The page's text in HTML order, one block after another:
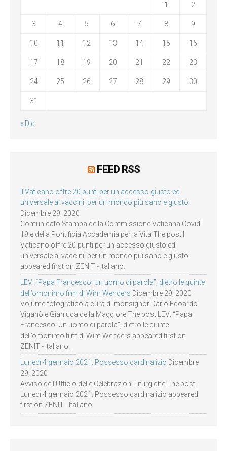
1 2
3 4 5 6 7 8 9
10 11 12 13 14 15 16
17 18 19 20 21 22 23
24 25 26 27 28 29 30
31
« Dic
FEED RSS
Il Vaticano offre 20 punti per un accesso giusto ed
universale ai vaccini, per un mondo più sano e giusto
Dicembre 29, 2020
Comunicato Stampa della Commissione Vaticana Covid-
19 e della Pontificia Accademia per la Vita The post Il
Vaticano offre 20 punti per un accesso giusto ed
universale ai vaccini, per un mondo più sano e giusto
appeared first on ZENIT - Italiano.
LEV: “Papa Francesco. Un uomo di parola”, dietro le quinte
dell’omonimo film di Wim Wenders Dicembre 29, 2020
Volume fotografico a cura di monsignor Dario Edoardo
Viganò e Gianluca della Maggiore The post LEV: “Papa
Francesco. Un uomo di parola”, dietro le quinte
dell’omonimo film di Wim Wenders appeared first on
ZENIT - Italiano.
Lunedì 4 gennaio 2021: Possesso cardinalizio Dicembre
29, 2020
Avviso dell’Ufficio delle Celebrazioni Liturgiche The post
Lunedì 4 gennaio 2021: Possesso cardinalizio appeared
first on ZENIT - Italiano.